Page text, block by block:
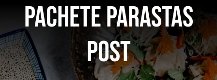
Servicii catering
Bufet suedez si Coffee Break
Platouri
Pachete parastas
post